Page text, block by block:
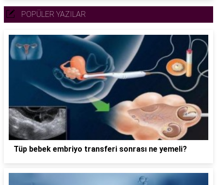
POPÜLER YAZILAR
Tüp bebek embriyo transferi sonrası ne yemeli?